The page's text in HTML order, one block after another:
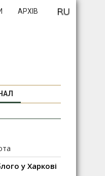
АРХІВ
у Харкові